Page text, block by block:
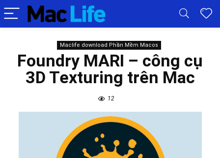
Maclife download Phần Mềm Macos
Foundry MARI – công cụ
3D Texturing trên Mac
12